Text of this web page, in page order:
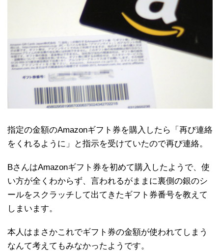
指定の金額のAmazonギフト券を購入したら「再び連絡
をくれるように」と指示を受けていたので再び連絡。
BさんはAmazonギフト券を初めて購入したようで、使
い方が全くわからず、言われるがままに裏側の銀のシ
ールをスクラッチして出てきたギフト券番号を教えて
しまいます。
本人はまさかこれでギフト券の金額が使われてしまう
なんて考えてもみなかったようです。